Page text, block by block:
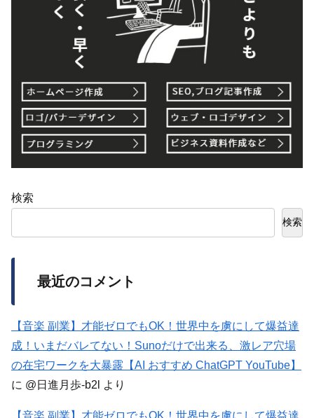
検索
検索
最近のコメント
【音楽 副業】才能ゼロでもOK！世界中を虜にして爆益達
成！いまだバレてない！Sunoだけで出来る、激レア穴場
の在宅ワークを大暴露【AI おすすめ ChatGPT YouTube】
に @日進月歩-b2l より
【音楽 副業】才能ゼロでもOK！世界中を虜にして爆益達